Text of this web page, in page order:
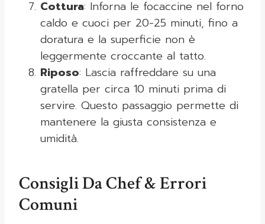
Cottura: Inforna le focaccine nel forno
caldo e cuoci per 20-25 minuti, fino a
doratura e la superficie non è
leggermente croccante al tatto.
Riposo: Lascia raffreddare su una
gratella per circa 10 minuti prima di
servire. Questo passaggio permette di
mantenere la giusta consistenza e
umidità.
Consigli Da Chef & Errori
Comuni